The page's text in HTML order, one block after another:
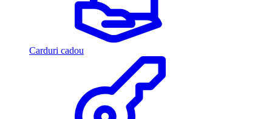
Carduri cadou